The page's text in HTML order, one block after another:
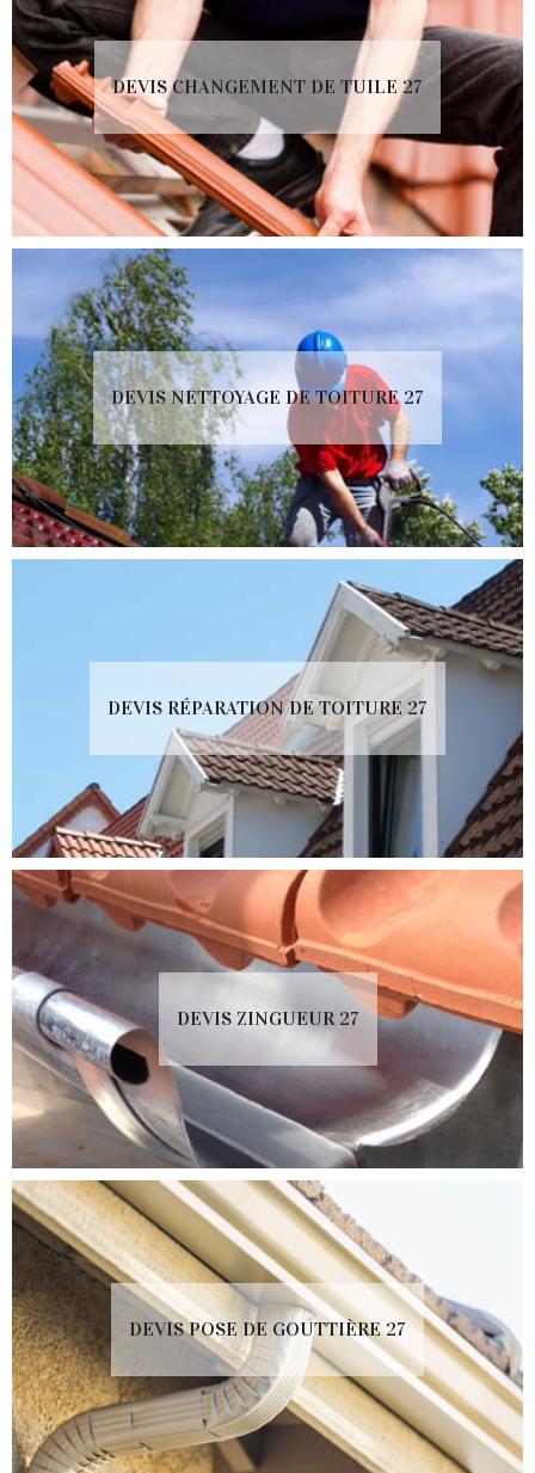
DEVIS CHANGEMENT DE TUILE 27
DEVIS NETTOYAGE DE TOITURE 27
DEVIS RÉPARATION DE TOITURE 27
DEVIS ZINGUEUR 27
DEVIS POSE DE GOUTTIÈRE 27